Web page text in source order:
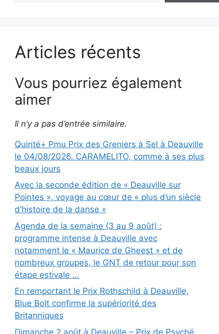
Articles récents
Vous pourriez également
aimer
Il n’y a pas d’entrée similaire.
Quinté+ Pmu Prix des Greniers à Sel à Deauville
le 04/08/2026. CARAMELITO, comme à ses plus
beaux jours
Avec la seconde édition de « Deauville sur
Pointes », voyage au cœur de « plus d’un siècle
d’histoire de la danse »
Agenda de la semaine (3 au 9 août) :
programme intense à Deauville avec
notamment le « Maurice de Gheest » et de
nombreux groupes, le GNT de retour pour son
étape estivale …
En remportant le Prix Rothschild à Deauville,
Blue Bolt confirme la supériorité des
Britanniques
Dimanche 2 août à Deauville – Prix de Psyché